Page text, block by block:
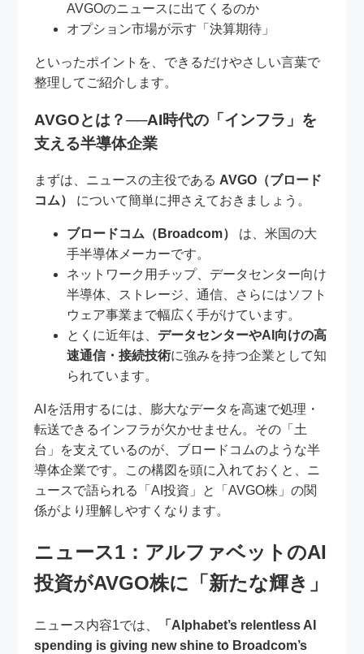
AVGOのニュースに出てくるのか
オプション市場が示す「決算期待」
といったポイントを、できるだけやさしい言葉で
整理してご紹介します。
AVGOとは？──AI時代の「インフラ」を
支える半導体企業
まずは、ニュースの主役であるAVGO（ブロード
コム）
について簡単に押さえておきましょう。
ブロードコム（Broadcom）
は、米国の大
手半導体メーカーです。
ネットワーク用チップ、データセンター向け
半導体、ストレージ、通信、さらにはソフト
ウェア事業まで幅広く手がけています。
とくに近年は、 データセンターやAI向けの高
速通信・接続技術に強みを持つ企業として知
られています。
AIを活用するには、膨大なデータを高速で処理・
転送できるインフラが欠かせません。その「土
台」を支えているのが、ブロードコムのような半
導体企業です。この構図を頭に入れておくと、ニ
ュースで語られる「AI投資」と「AVGO株」の関
係がより理解しやすくなります。
ニュース1：アルファベットのAI
投資がAVGO株に「新たな輝き」
ニュース内容1では、
「Alphabet’s relentless AI
spending is giving new shine to Broadcom’s